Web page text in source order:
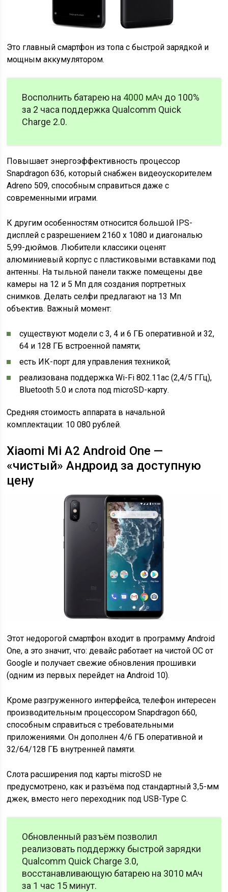
Это главный смартфон из топа с быстрой зарядкой и
мощным аккумулятором.
Восполнить батарею на 4000 мАч до 100%
за 2 часа поддержка Qualcomm Quick
Charge 2.0.
Повышает энергоэффективность процессор
Snapdragon 636, который снабжен видеоускорителем
Adreno 509, способным справиться даже с
современными играми.
К другим особенностям относится большой IPS-
дисплей с разрешением 2160 x 1080 и диагональю
5,99-дюймов. Любители классики оценят
алюминиевый корпус с пластиковыми вставками под
антенны. На тыльной панели также помещены две
камеры на 12 и 5 Мп для создания портретных
снимков. Делать селфи предлагают на 13 Мп
объектив. Важный момент:
существуют модели с 3, 4 и 6 ГБ оперативной и 32,
64 и 128 ГБ встроенной памяти;
есть ИК-порт для управления техникой;
реализована поддержка Wi-Fi 802.11ac (2,4/5 ГГц),
Bluetooth 5.0 и слота под microSD-карту.
Средняя стоимость аппарата в начальной
комплектации: 10 080 рублей.
Xiaomi Mi A2 Android One —
«чистый» Андроид за доступную
цену
Этот недорогой смартфон входит в программу Android
One, а это значит, что: девайс работает на чистой ОС от
Google и получает свежие обновления прошивки
(одним из первых перейдет на Android 10).
Кроме разгруженного интерфейса, телефон интересен
производительным процессором Snapdragon 660,
способным справиться с требовательными
приложениями. Он дополнен 4/6 ГБ оперативной и
32/64/128 ГБ внутренней памяти.
Слота расширения под карты microSD не
предусмотрено, как и разъёма под стандартный 3,5-мм
джек, вместо него переходник под USB-Type C.
Обновленный разъём позволил
реализовать поддержку быстрой зарядки
Qualcomm Quick Charge 3.0,
восстанавливающую батарею на 3010 мАч
за 1 час 15 минут.